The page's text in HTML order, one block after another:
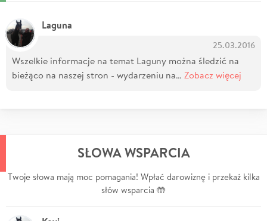
Laguna
25.03.2016
Wszelkie informacje na temat Laguny można śledzić na
bieżąco na naszej stron - wydarzeniu na… Zobacz więcej
SŁOWA WSPARCIA
Twoje słowa mają moc pomagania! Wpłać darowiznę i przekaż kilka
słów wsparcia 🤲